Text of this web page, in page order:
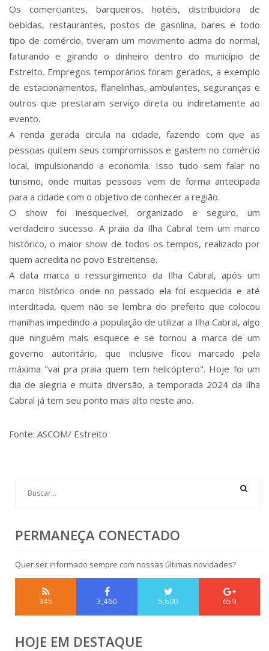
Os comerciantes, barqueiros, hotéis, distribuidora de
bebidas, restaurantes, postos de gasolina, bares e todo
tipo de comércio, tiveram um movimento acima do normal,
faturando e girando o dinheiro dentro do município de
Estreito. Empregos temporários foram gerados, a exemplo
de estacionamentos, flanelinhas, ambulantes, seguranças e
outros que prestaram serviço direta ou indiretamente ao
evento.
A renda gerada circula na cidade, fazendo com que as
pessoas quitem seus compromissos e gastem no comércio
local, impulsionando a economia. Isso tudo sem falar no
turismo, onde muitas pessoas vem de forma antecipada
para a cidade com o objetivo de conhecer a região.
O show foi inesquecível, organizado e seguro, um
verdadeiro sucesso. A praia da Ilha Cabral tem um marco
histórico, o maior show de todos os tempos, realizado por
quem acredita no povo Estreitense.
A data marca o ressurgimento da Ilha Cabral, após um
marco histórico onde no passado ela foi esquecida e até
interditada, quem não se lembra do prefeito que colocou
manilhas impedindo a população de utilizar a Ilha Cabral, algo
que ninguém mais esquece e se tornou a marca de um
governo autoritário, que inclusive ficou marcado pela
máxima "vai pra praia quem tem helicóptero". Hoje foi um
dia de alegria e muita diversão, a temporada 2024 da Ilha
Cabral já tem seu ponto mais alto neste ano.
Fonte: ASCOM/ Estreito
PERMANEÇA CONECTADO
Quer ser informado sempre com nossas últimas novidades?
345 3,460 5,600 659
HOJE EM DESTAQUE